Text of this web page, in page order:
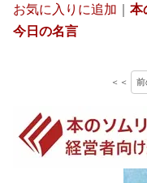
お気に入りに追加 ｜ 本
今日の名言
＜＜